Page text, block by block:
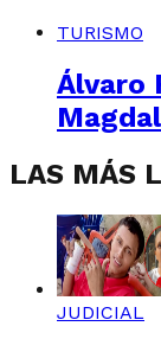
TURISMO
Álvaro
LAS MÁS
JUDICIAL